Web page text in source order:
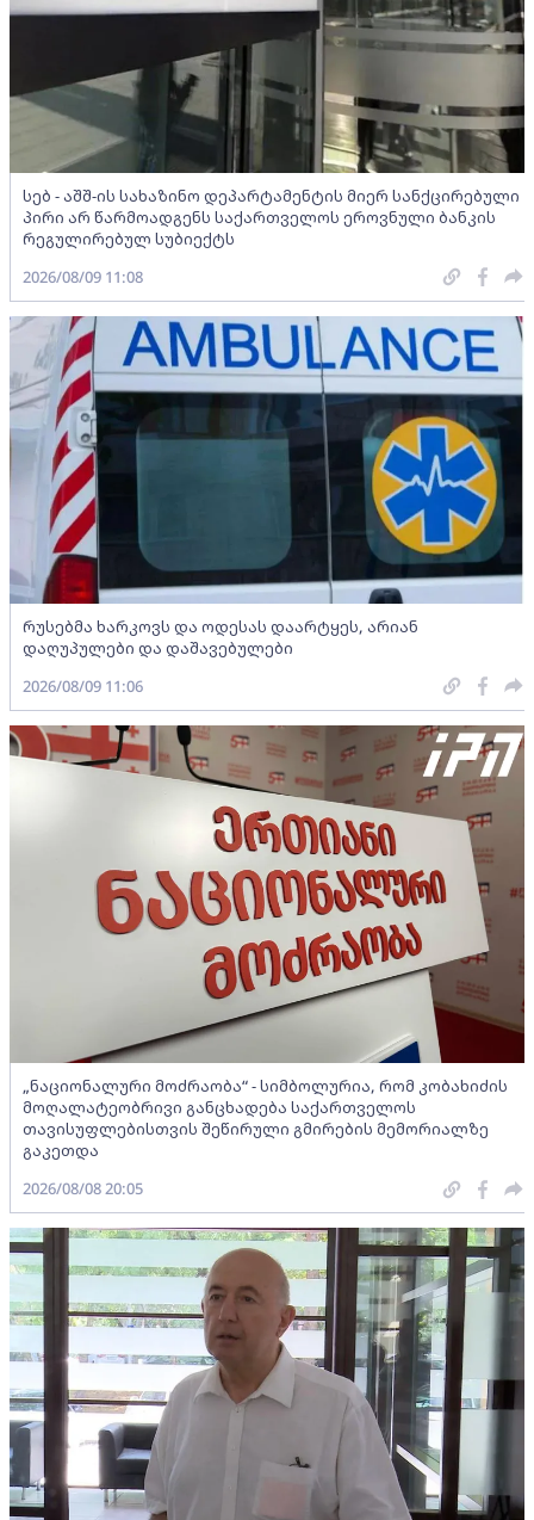
სებ - აშშ-ის სახაზინო დეპარტამენტის მიერ სანქცირებული
პირი არ წარმოადგენს საქართველოს ეროვნული ბანკის
რეგულირებულ სუბიექტს
2026/08/09 11:08
რუსებმა ხარკოვს და ოდესას დაარტყეს, არიან
დაღუპულები და დაშავებულები
2026/08/09 11:06
„ნაციონალური მოძრაობა“ - სიმბოლურია, რომ კობახიძის
მოღალატეობრივი განცხადება საქართველოს
თავისუფლებისთვის შეწირული გმირების მემორიალზე
გაკეთდა
2026/08/08 20:05